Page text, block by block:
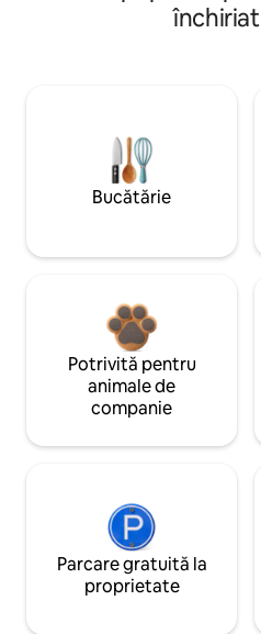
Bucătărie
Potrivită pentru
animale de
companie
Parcare gratuită la
proprietate